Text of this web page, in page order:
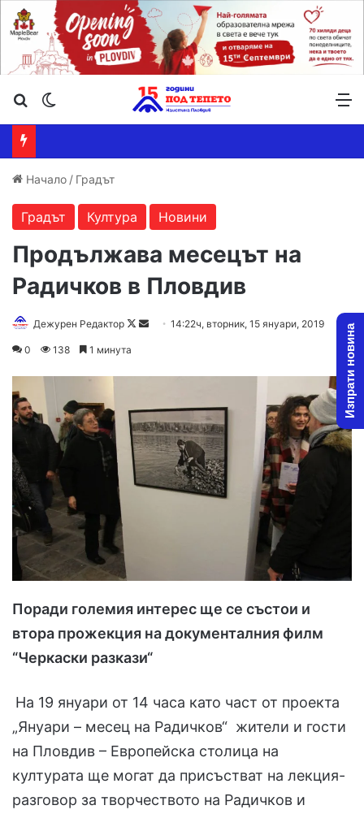
Търсене ...
Начало / Градът
Градът Култура Новини
Продължава месецът на
Радичков в Пловдив
Дежурен Редактор
F
w
o
n
X
n
e
m
a
14:22ч, вторник, 15 януари, 2019
0 138 1 минута
Поради големия интерес ще се състои и
втора прожекция на документалния филм
“Черкаски разкази“
На 19 януари от 14 часа като част от проекта
„Януари – месец на Радичков“ жители и гости
на Пловдив – Европейска столица на
културата ще могат да присъстват на лекция-
разговор за творчеството на Радичков и
Изпрати новина